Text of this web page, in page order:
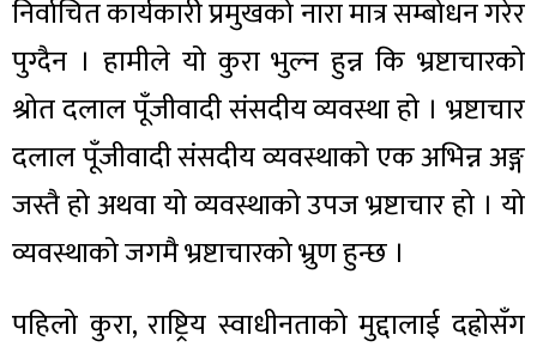
निर्वाचित कार्यकारी प्रमुखको नारा मात्र सम्बोधन गरेर
पुग्दैन । हामीले यो कुरा भुल्न हुन्न कि भ्रष्टाचारको
श्रोत दलाल पूँजीवादी संसदीय व्यवस्था हो । भ्रष्टाचार
दलाल पूँजीवादी संसदीय व्यवस्थाको एक अभिन्न अङ्ग
जस्तै हो अथवा यो व्यवस्थाको उपज भ्रष्टाचार हो । यो
व्यवस्थाको जगमै भ्रष्टाचारको भ्रुण हुन्छ ।
पहिलो कुरा, राष्ट्रिय स्वाधीनताको मुद्दालाई दह्रोसँग